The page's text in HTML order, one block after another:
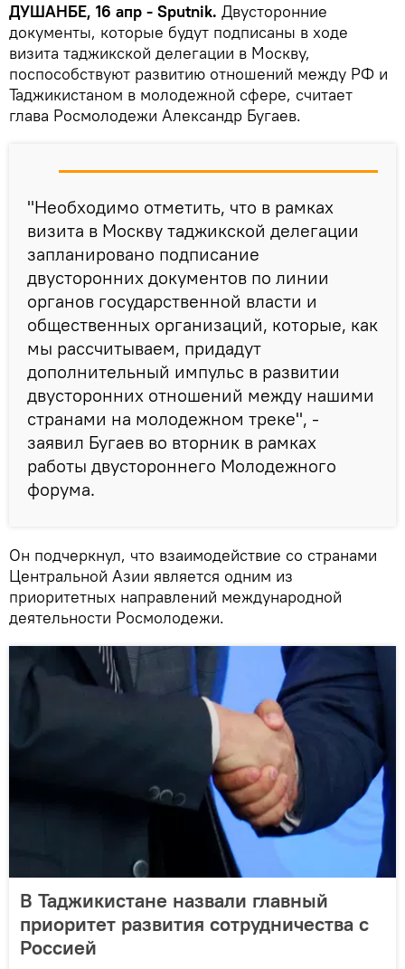
ДУШАНБЕ, 16 апр - Sputnik. Двусторонние
документы, которые будут подписаны в ходе
визита таджикской делегации в Москву,
поспособствуют развитию отношений между РФ и
Таджикистаном в молодежной сфере, считает
глава Росмолодежи Александр Бугаев.
"Необходимо отметить, что в рамках
визита в Москву таджикской делегации
запланировано подписание
двусторонних документов по линии
органов государственной власти и
общественных организаций, которые, как
мы рассчитываем, придадут
дополнительный импульс в развитии
двусторонних отношений между нашими
странами на молодежном треке", -
заявил Бугаев во вторник в рамках
работы двустороннего Молодежного
форума.
Он подчеркнул, что взаимодействие со странами
Центральной Азии является одним из
приоритетных направлений международной
деятельности Росмолодежи.
В Таджикистане назвали главный
приоритет развития сотрудничества с
Россией